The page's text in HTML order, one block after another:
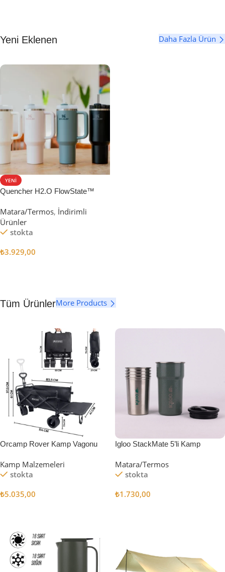
Yeni Eklenen Daha Fazla Ürün
YENI
Quencher H2.O FlowState™
Matara/Termos, İndirimli
Ürünler
stokta
₺3.929,00
Tüm ÜrünlerMore Products
Orcamp Rover Kamp Vagonu
Kamp Malzemeleri
stokta
₺5.035,00
Igloo StackMate 5’li Kamp
Matara/Termos
stokta
₺1.730,00